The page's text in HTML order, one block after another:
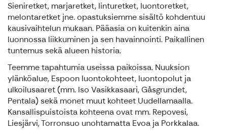
Sieniretket, marjaretket, linturetket, luontoretket,
melontaretket jne. opastuksiemme sisältö kohdentuu
kausivaihtelun mukaan. Pääasia on kuitenkin aina
luonnossa liikkuminen ja sen havainnointi. Paikallinen
tuntemus sekä alueen historia.
Teemme tapahtumia useissa paikoissa. Nuuksion
ylänköalue, Espoon luontokohteet, luontopolut ja
ulkoilusaaret (mm. Iso Vasikkasaari, Gåsgrundet,
Pentala) sekä monet muut kohteet Uudellamaalla.
Kansallispuistoista kohteena ovat mm. Repovesi,
Liesjärvi, Torronsuo unohtamatta Evoa ja Porkkalaa.